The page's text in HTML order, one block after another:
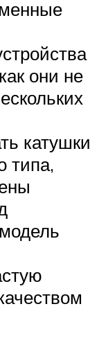
они не
катушки
типа,